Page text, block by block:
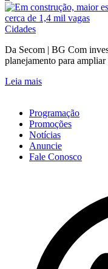
Cidades
Da Secom | BG Com
planejamento para
Leia mais
Programação
Promoções
Notícias
Anuncie
Fale Conosco